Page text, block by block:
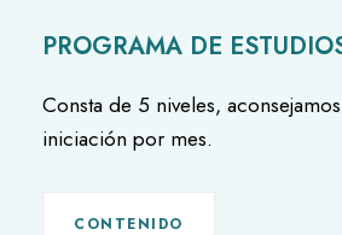
PROGRAMA DE
Consta de 5 niveles,
iniciación por mes.
CONTENIDO